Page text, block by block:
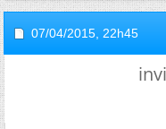
07/04/2015, 22h45